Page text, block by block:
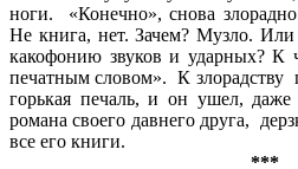
ноги. «Конечно», снова
Не книга, нет. Зачем? Музло.
какофонию звуков и ударных? К
печатным словом». К злорадству
горькая печаль, и он ушел,
романа своего давнего друга,
все его книги.
***